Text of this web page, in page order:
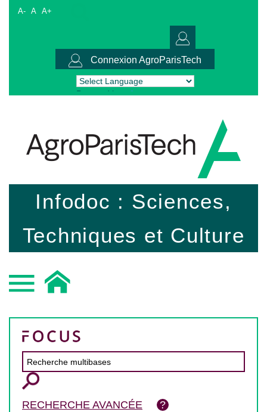
A- A A+
Connexion AgroParisTech
Powered by Translate
Infodoc : Sciences,
Techniques et Culture
RECHERCHE AVANCÉE